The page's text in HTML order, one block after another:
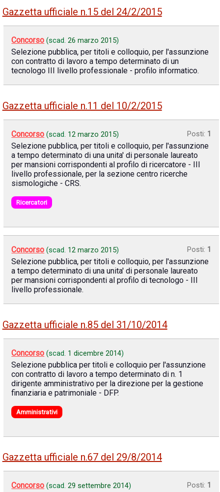
Gazzetta ufficiale n.15 del 24/2/2015
Concorso (scad.26 marzo 2015)
Selezione pubblica, per titoli e colloquio, per l'assunzione
con contratto di lavoro a tempo determinato di un
tecnologo III livello professionale - profilo informatico.
Gazzetta ufficiale n.11 del 10/2/2015
Concorso (scad. 12 marzo 2015) Posti: 1
Selezione pubblica, per titoli e colloquio, per l'assunzione
a tempo determinato di una unita' di personale laureato
per mansioni corrispondenti al profilo di ricercatore - III
livello professionale, per la sezione centro ricerche
sismologiche - CRS.
Ricercatori
Concorso (scad. 12 marzo 2015) Posti: 1
Selezione pubblica, per titoli e colloquio, per l'assunzione
a tempo determinato di una unita' di personale laureato
per mansioni corrispondenti al profilo di tecnologo - III
livello professionale.
Gazzetta ufficiale n.85 del 31/10/2014
Concorso (scad. 1 dicembre 2014)
Selezione pubblica per titoli e colloquio per l'assunzione
con contratto di lavoro a tempo determinato di n. 1
dirigente amministrativo per la direzione per la gestione
finanziaria e patrimoniale - DFP.
Amministrativi
Gazzetta ufficiale n.67 del 29/8/2014
Concorso (scad.29 settembre 2014) Posti: 1